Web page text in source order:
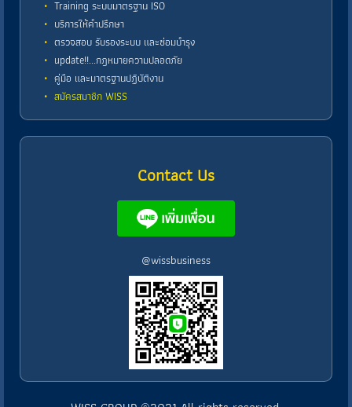
Training ระบบมาตรฐาน ISO
บริการให้คำปรึกษา
ตรวจสอบ รับรองระบบ และซ่อมบำรุง
update!!...กฎหมายความปลอดภัย
คู่มือ และมาตรฐานปฏิบัติงาน
สมัครสมาชิก WISS
Contact Us
@wissbusiness